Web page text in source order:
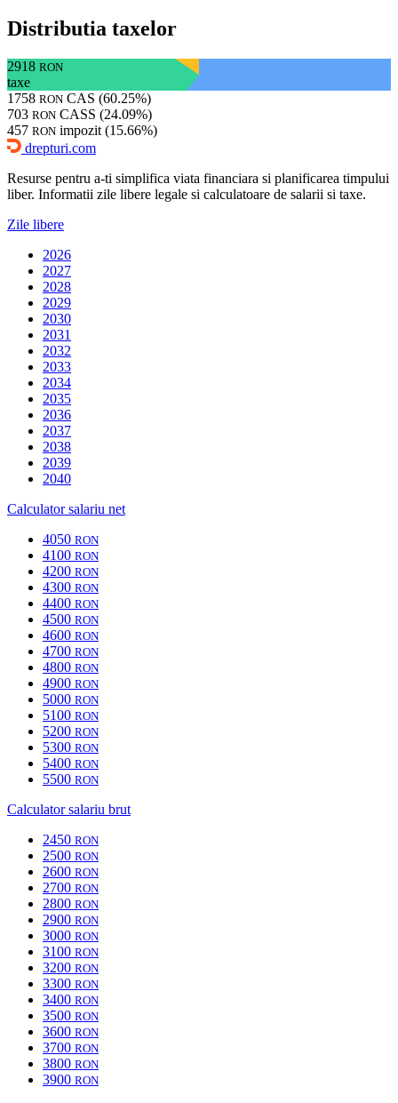
Distributia taxelor
2918 RON
taxe
1758 RON CAS (60.25%)
703 RON CASS (24.09%)
457 RON impozit (15.66%)
drepturi.com
Resurse pentru a-ti simplifica viata financiara si planificarea timpului
liber. Informatii zile libere legale si calculatoare de salarii si taxe.
Zile libere
2026
2027
2028
2029
2030
2031
2032
2033
2034
2035
2036
2037
2038
2039
2040
Calculator salariu net
4050 RON
4100 RON
4200 RON
4300 RON
4400 RON
4500 RON
4600 RON
4700 RON
4800 RON
4900 RON
5000 RON
5100 RON
5200 RON
5300 RON
5400 RON
5500 RON
Calculator salariu brut
2450 RON
2500 RON
2600 RON
2700 RON
2800 RON
2900 RON
3000 RON
3100 RON
3200 RON
3300 RON
3400 RON
3500 RON
3600 RON
3700 RON
3800 RON
3900 RON